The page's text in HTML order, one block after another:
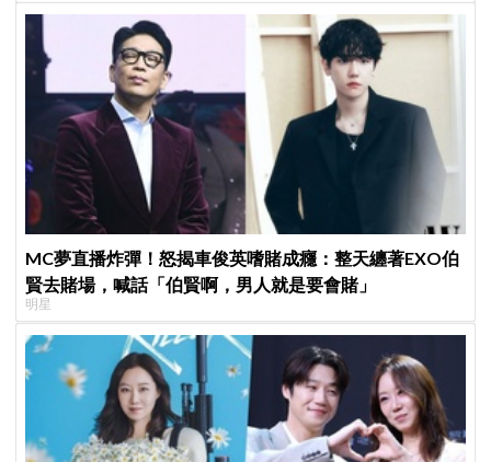
MC夢直播炸彈！怒揭車俊英嗜賭成癮：整天纏著EXO伯
賢去賭場，喊話「伯賢啊，男人就是要會賭」
明星